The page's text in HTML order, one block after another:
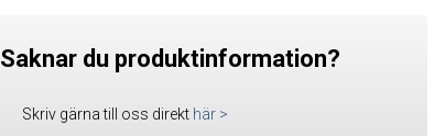
Saknar du produktinformation?
Skriv gärna till oss direkt här >